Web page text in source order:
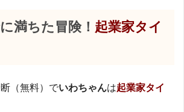
満ちた冒険！ 起業家タイ
（無料）でいわちゃんは起業家タイ